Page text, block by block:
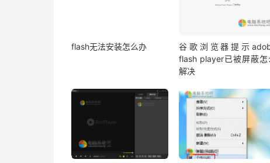
flash无法安装怎么办
谷歌浏览器提示
flash player已被屏蔽怎
解决